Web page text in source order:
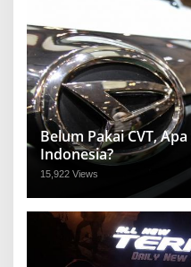
Belum Pakai CVT,
Indonesia?
15,922 Views